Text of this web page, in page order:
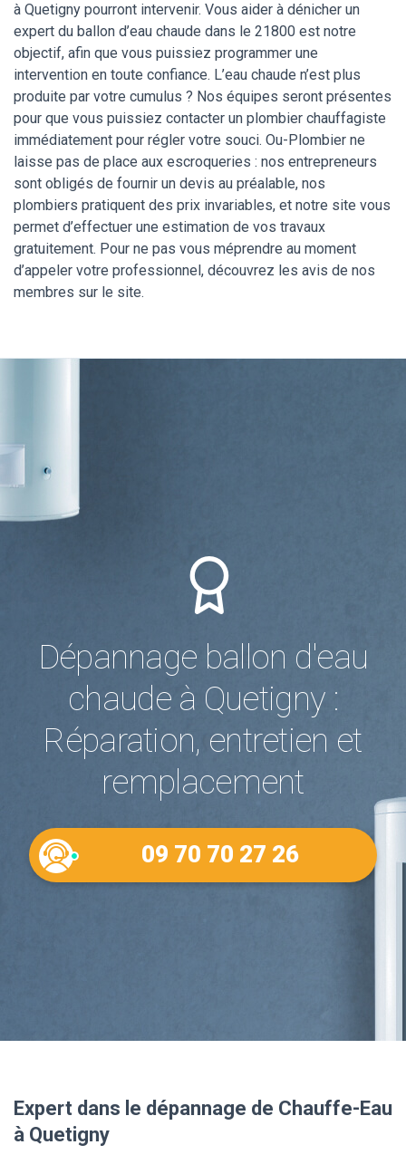
à Quetigny pourront intervenir. Vous aider à dénicher un
expert du ballon d’eau chaude dans le 21800 est notre
objectif, afin que vous puissiez programmer une
intervention en toute confiance. L’eau chaude n’est plus
produite par votre cumulus ? Nos équipes seront présentes
pour que vous puissiez contacter un plombier chauffagiste
immédiatement pour régler votre souci. Ou-Plombier ne
laisse pas de place aux escroqueries : nos entrepreneurs
sont obligés de fournir un devis au préalable, nos
plombiers pratiquent des prix invariables, et notre site vous
permet d’effectuer une estimation de vos travaux
gratuitement. Pour ne pas vous méprendre au moment
d’appeler votre professionnel, découvrez les avis de nos
membres sur le site.
Dépannage ballon d'eau
chaude à Quetigny :
Réparation, entretien et
remplacement
09 70 70 27 26
Expert dans le dépannage de Chauffe-Eau
à Quetigny